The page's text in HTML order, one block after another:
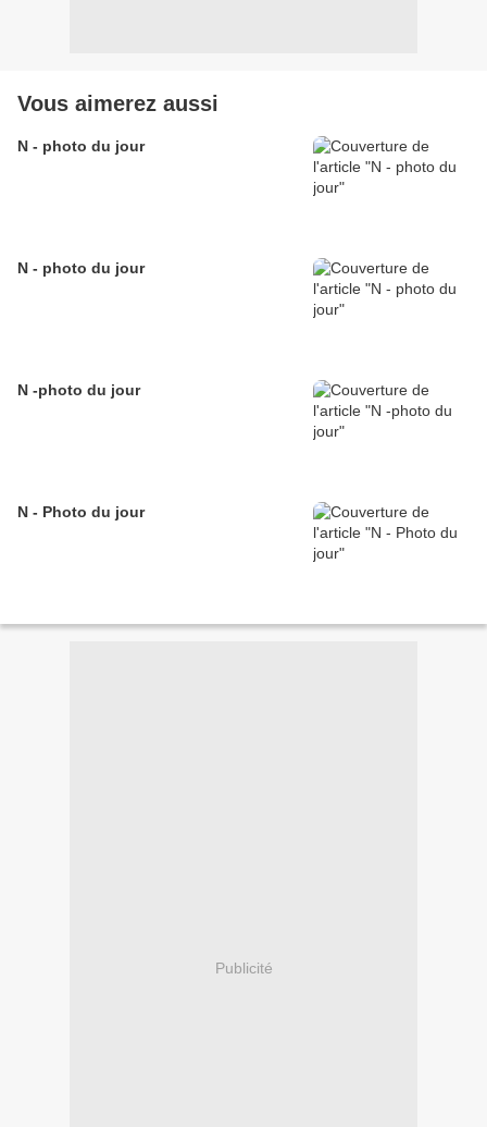
Vous aimerez aussi
N - photo du jour
N - photo du jour
N -photo du jour
N - Photo du jour
Publicité